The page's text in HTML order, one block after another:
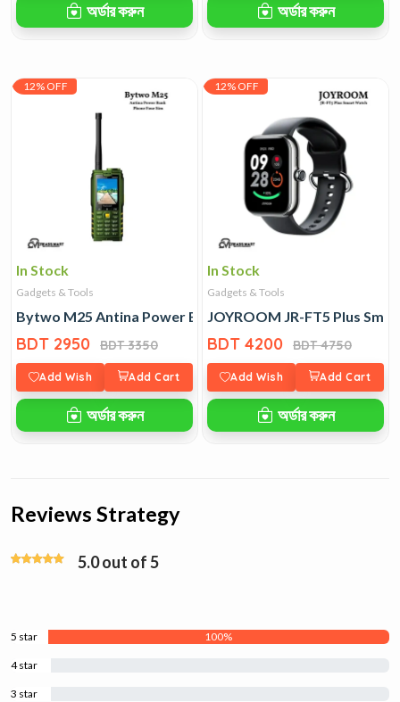
অর্ডার করুন অর্ডার করুন
12% OFF
In Stock
Gadgets & Tools
Bytwo M25 Antina Power Bank Phone Four Sim
BDT 2950 BDT 3350
Add Wish Add Cart
অর্ডার করুন
12% OFF
In Stock
Gadgets & Tools
JOYROOM JR-FT5 Plus
BDT 4200 BDT 4750
Add Wish Add Cart
অর্ডার করুন
Reviews Strategy
5.0 out of 5
5 star 100%
4 star
3 star